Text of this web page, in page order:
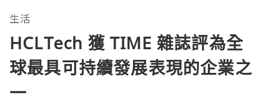
生活
HCLTech 獲 TIME 雜誌評為全
球最具可持續發展表現的企業之
一